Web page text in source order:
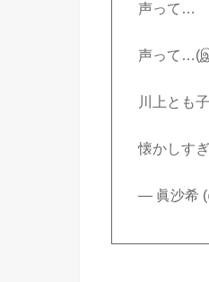
声って…
声って
川上とも
懐かしす
— 眞沙希